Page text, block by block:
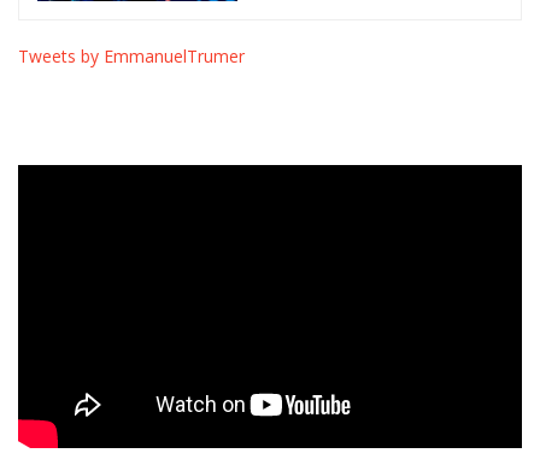
Tweets by EmmanuelTrumer